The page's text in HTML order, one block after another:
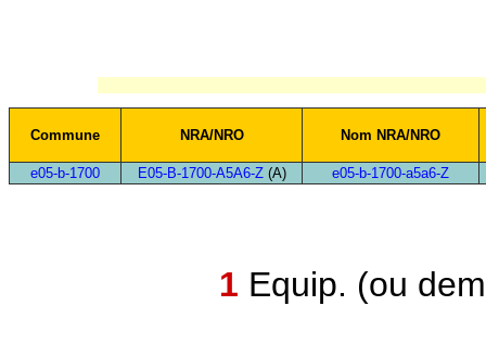
Commune NRA/NRO Nom NRA/NRO
e05-b-1700 E05-B-1700-A5A6-Z(A) e05-b-1700-a5a6-Z
1 Equip. (ou